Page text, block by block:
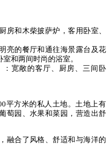
房和木柴披萨炉，客用卧室、
亮的餐厅和通往海景露台及花
和两间时尚的浴室。
宽敞的客厅、厨房、三间卧
平方米的私人土地。土地上有
萄园、水果和菜园，营造出舒
融合了风格、舒适和与海洋的